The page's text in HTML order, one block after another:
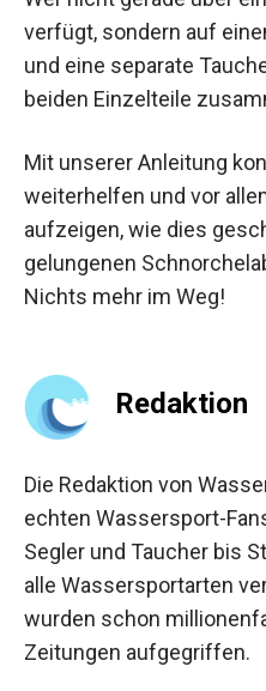
verfügt, sondern auf
und eine separate
beiden Einzelteile
Mit unserer Anleitung
weiterhelfen und vor
aufzeigen, wie dies
gelungenen
Nichts mehr im Weg!
Redaktion
Die Redaktion von
echten Wassersport-
Segler und Taucher bis
alle Wassersportarten
wurden schon
Zeitungen aufgegriffen.